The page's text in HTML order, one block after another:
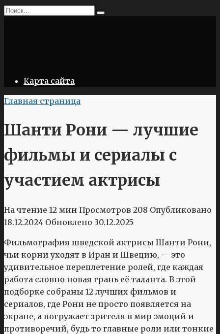
Перейти
Search
Карта сайта
Главная страница
Шанти Рони — лучшие
фильмы и сериалы с
участием актрисы
На чтение 12 мин Просмотров 208 Опубликовано
18.12.2024 Обновлено 30.12.2025
Фильмография шведской актрисы Шанти Рони,
чьи корни уходят в Иран и Швецию, — это
удивительное переплетение ролей, где каждая
работа словно новая грань её таланта. В этой
подборке собраны 12 лучших фильмов и
сериалов, где Рони не просто появляется на
экране, а погружает зрителя в мир эмоций и
противоречий, будь то главные роли или тонкие